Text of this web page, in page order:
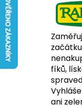
fíků,
ani